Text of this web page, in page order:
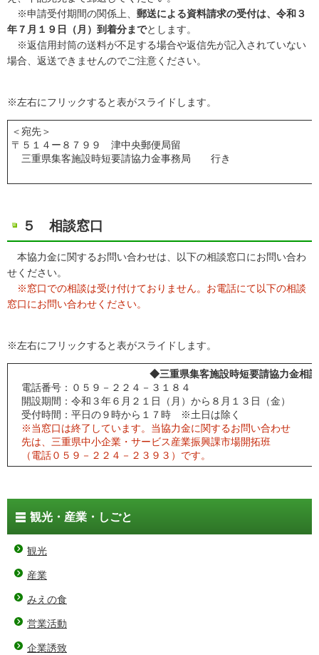
※申請受付期間の関係上、 郵送による資料請求の受付は、令和３
年７月１９日（月）到着分までとします。
※返信用封筒の送料が不足する場合や返信先が記入されていない
場合、返送できませんのでご注意ください。
※左右にフリックすると表がスライドします。
＜宛先＞
〒５１４ー８７９９ 津中央郵便局留
三重県集客施設時短要請協力金事務局 行き
５ 相談窓口
本協力金に関するお問い合わせは、以下の相談窓口にお問い合わ
せください。
※窓口での相談は受け付けておりません。お電話にて以下の相談
窓口にお問い合わせください。
※左右にフリックすると表がスライドします。
◆三重県集客施設時短要請協力金相
電話番号：０５９－２２４－３１８４
開設期間：令和３年６月２１日（月）から８月１３日（金）
受付時間：平日の９時から１７時 ※土日は除く
※当窓口は終了しています。当協力金に関するお問い合わせ
先は、三重県中小企業・サービス産業振興課市場開拓班
（電話０５９－２２４－２３９３）です。
観光・産業・しごと
観光
産業
みえの食
営業活動
企業誘致